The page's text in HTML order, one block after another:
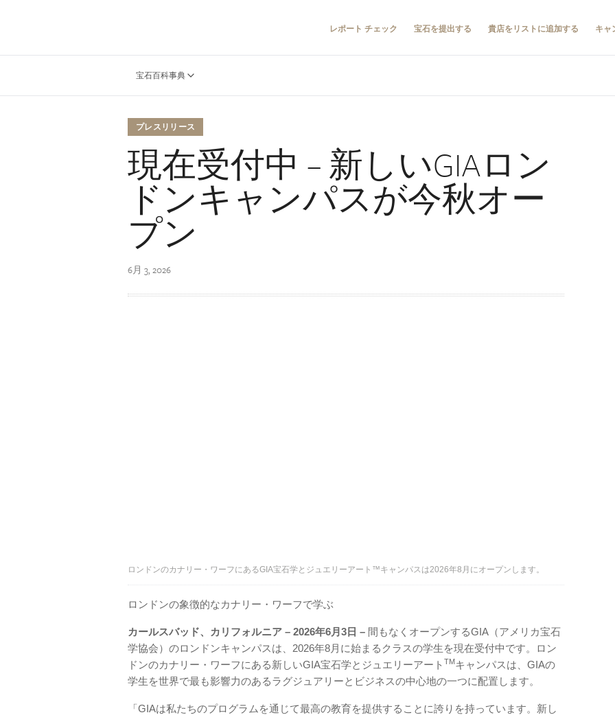
レポート チェック 宝石を提出する 貴店をリストに追加する キャ
宝石百科事典
プレスリリース
現在受付中 – 新しいGIAロン
ドンキャンパスが今秋オー
プン
6月 3, 2026
ロンドンのカナリー・ワーフにあるGIA宝石学とジュエリーアート™キャンパスは2026年8月にオープンします。
ロンドンの象徴的なカナリー・ワーフで学ぶ
カールスバッド、カリフォルニア – 2026年6月3日 – 間もなくオープンするGIA（アメリカ宝石
学協会）のロンドンキャンパスは、2026年8月に始まるクラスの学生を現在受付中です。ロン
ドンのカナリー・ワーフにある新しいGIA宝石学とジュエリーアート TMキャンパスは、GIAの
学生を世界で最も影響力のあるラグジュアリーとビジネスの中心地の一つに配置します。
「GIAは私たちのプログラムを通じて最高の教育を提供することに誇りを持っています。新し